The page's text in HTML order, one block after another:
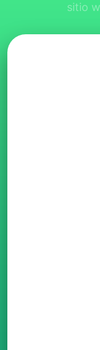
sitio